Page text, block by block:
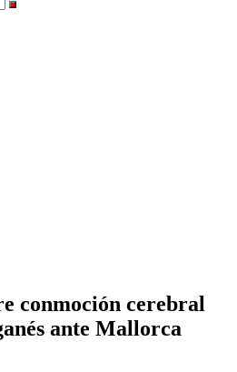
conmoción cerebral
ante Mallorca